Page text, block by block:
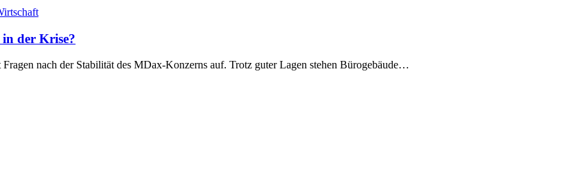
der Krise?
nach der Stabilität des MDax-Konzerns auf. Trotz guter Lagen stehen Bürogebäude…